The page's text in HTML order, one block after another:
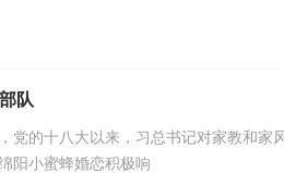
队
党的十八大以来，习总书记对家教和家
阳小蜜蜂婚恋积极响